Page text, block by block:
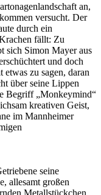
an,
versucht. Der
durch ein
fällt: Zu
sich Simon Mayer aus
und doch
zu sagen, daran
über seine Lippen
Begriff „Monkeymind“
kreativen Geist,
im Mannheimer
seine
allesamt großen
Metallstückchen